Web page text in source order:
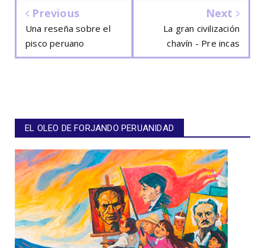
Previous
Una reseña sobre el
pisco peruano
Next
La gran civilización
chavín - Pre incas
EL OLEO DE FORJANDO PERUANIDAD